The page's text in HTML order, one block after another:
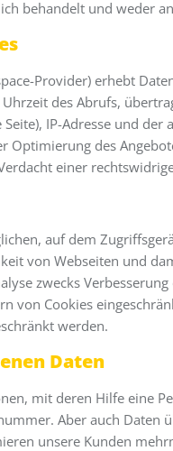
behandelt und weder
Provider) erhebt
des Abrufs,
Seite), IP-Adresse und
Optimierung des
einer
auf dem
von Webseiten und
zwecks
von Cookies
werden.
Daten
mit deren Hilfe eine
Aber auch
unsere Kunden